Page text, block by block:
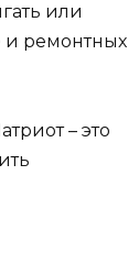
или
и ремонтных
– это